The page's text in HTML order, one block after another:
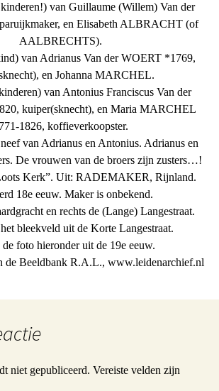
van Guillaume (Willem) Van der
en Elisabeth ALBRACHT (of
AALBRECHTS).
van Adrianus Van der WOERT *1769,
en Johanna MARCHEL.
van Antonius Franciscus Van der
kuiper(sknecht), en Maria MARCHEL
1826, koffieverkoopster.
van Adrianus en Antonius. Adrianus en
De vrouwen van de broers zijn zusters…!
Kerk”. Uit: RADEMAKER, Rijnland.
18e eeuw. Maker is onbekend.
en rechts de (Lange) Langestraat.
bleekveld uit de Korte Langestraat.
foto hieronder uit de 19e eeuw.
de Beeldbank R.A.L., www.leidenarchief.nl
niet gepubliceerd. Vereiste velden zijn